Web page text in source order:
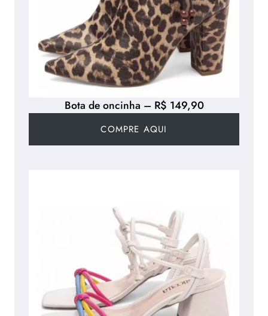
Bota de oncinha – R$ 149,90
COMPRE AQUI